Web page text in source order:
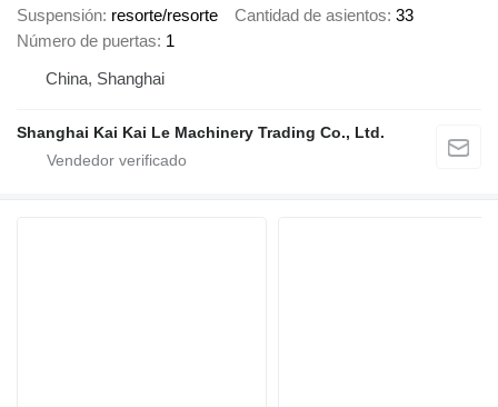
Suspensión resorte/resorte Cantidad de asientos 33
Número de puertas 1
China, Shanghai
Shanghai Kai Kai Le Machinery Trading Co., Ltd.